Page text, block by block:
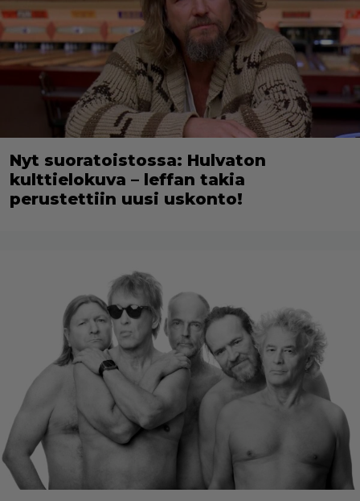
Nyt suoratoistossa: Hulvaton
kulttielokuva – leffan takia
perustettiin uusi uskonto!